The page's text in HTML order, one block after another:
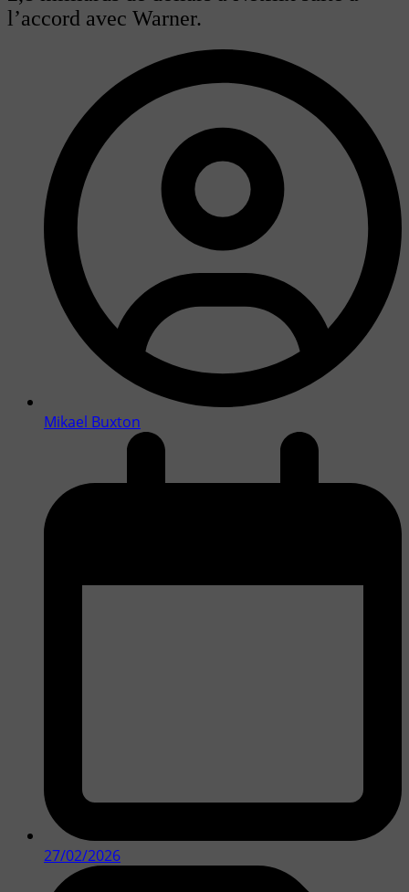
l’accord avec Warner.
Mikael Buxton
27/02/2026